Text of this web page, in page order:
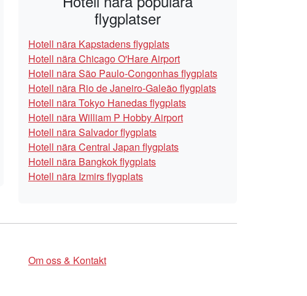
flygplatser
Hotell nära Kapstadens flygplats
Hotell nära Chicago O'Hare Airport
Hotell nära São Paulo-Congonhas flygplats
Hotell nära Rio de Janeiro-Galeão flygplats
Hotell nära Tokyo Hanedas flygplats
Hotell nära William P Hobby Airport
Hotell nära Salvador flygplats
Hotell nära Central Japan flygplats
Hotell nära Bangkok flygplats
Hotell nära Izmirs flygplats
Om oss & Kontakt